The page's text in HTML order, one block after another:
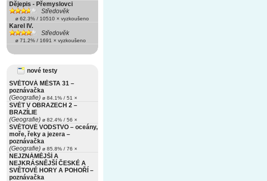
Dějepis - Přemyslovci
Středověk
ø 62.3% / 10510 × vyzkoušeno
Karel IV.
Středověk
ø 71.2% / 1691 × vyzkoušeno
nové testy
SVĚTOVÁ MĚSTA 31 –
poznávačka
(Geografie) ø 84.1% / 51 ×
SVĚT V OBRAZECH 2 –
BRAZÍLIE
(Geografie) ø 82.4% / 56 ×
SVĚTOVÉ VODSTVO – oceány,
moře, řeky a jezera –
poznávačka
(Geografie) ø 85.8% / 76 ×
NEJZNÁMĚJŠÍ A
NEJKRÁSNĚJŠÍ ČESKÉ A
SVĚTOVÉ HORY A POHOŘÍ –
poznávačka